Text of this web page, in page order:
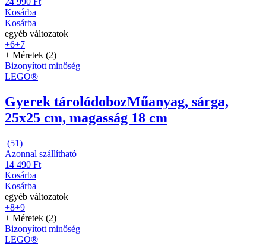
Kosárba
Kosárba
egyéb változatok
+6+7
+ Méretek (2)
Bizonyított minőség
LEGO®
Gyerek tárolódobozMűanyag, sárga,
25x25 cm, magasság 18 cm
(51)
Azonnal szállítható
14 490 Ft
Kosárba
Kosárba
egyéb változatok
+8+9
+ Méretek (2)
Bizonyított minőség
LEGO®